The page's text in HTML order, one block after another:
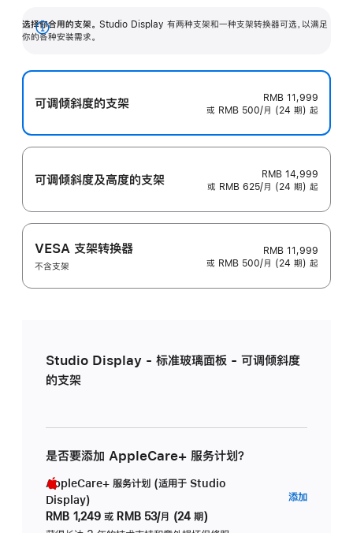
选择你合用的支架。 Studio Display 有两种支架和一种支架转换器可选，以满足
你的各种安装需求。
展
可调倾斜度的支架
RMB 11,999
或 RMB 500/月 (24 期) 起
可调倾斜度及高‍度的支‍架
RMB 14,999
或 RMB 625/月 (24 期) 起
VESA 支架转换器
不含支架
RMB 11,999
或 RMB 500/月 (24 期) 起
Studio Display - 标准玻璃面板 - 可调倾斜度
的支架
是否要添加 AppleCare+ 服务计划？
AppleCare+ 服务计划 (适用于 Studio
Display)
RMB 1,249 或 RMB 53/月 (24 期)
添加